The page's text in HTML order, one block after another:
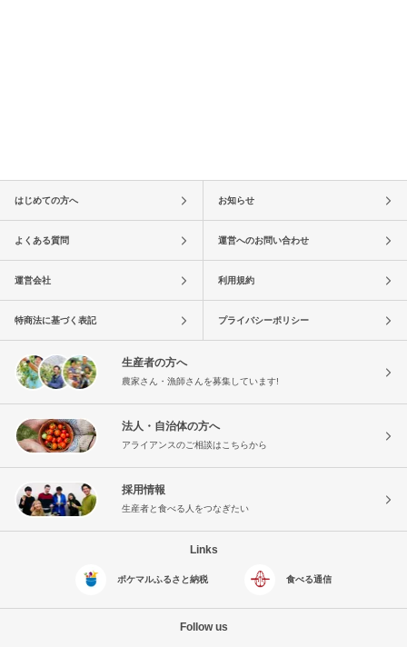
はじめての方へ お知らせ
よくある質問 運営へのお問い合わせ
運営会社 利用規約
特商法に基づく表記 プライバシーポリシー
生産者の方へ
農家さん・漁師さんを募集しています!
法人・自治体の方へ
アライアンスのご相談はこちらから
採用情報
生産者と食べる人をつなぎたい
Links
ポケマルふるさと納税 食べる通信
Follow us